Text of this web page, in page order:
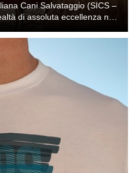
Cani Salvataggio (SICS –
di assoluta eccellenza nel